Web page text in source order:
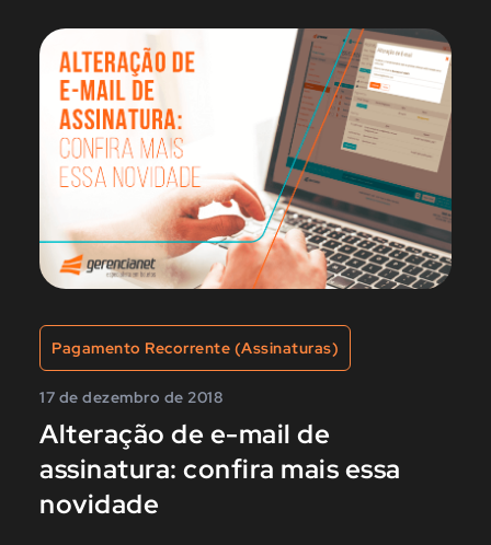
Pagamento Recorrente (Assinaturas)
17 de dezembro de 2018
Alteração de e-mail de
assinatura: confira mais essa
novidade